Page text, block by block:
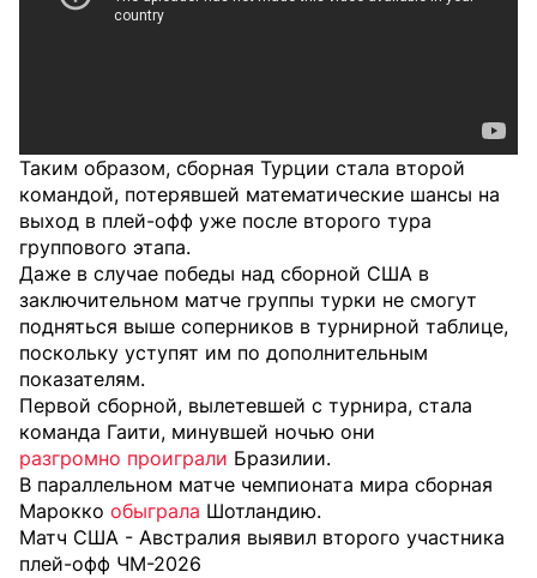
Таким образом, сборная Турции стала второй
командой, потерявшей математические шансы на
выход в плей-офф уже после второго тура
группового этапа.
Даже в случае победы над сборной США в
заключительном матче группы турки не смогут
подняться выше соперников в турнирной таблице,
поскольку уступят им по дополнительным
показателям.
Первой сборной, вылетевшей с турнира, стала
команда Гаити, минувшей ночью они
разгромно проиграли Бразилии.
В параллельном матче чемпионата мира сборная
Марокко обыграла Шотландию.
Матч США - Австралия выявил второго участника
плей-офф ЧМ-2026